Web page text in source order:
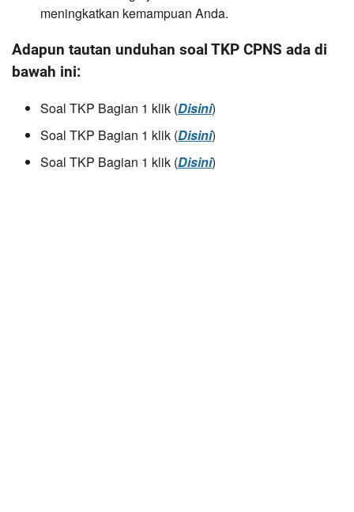
meningkatkan kemampuan Anda.
Adapun tautan unduhan soal TKP CPNS ada di
bawah ini:
Soal TKP Bagian 1 klik (Disini)
Soal TKP Bagian 1 klik (Disini)
Soal TKP Bagian 1 klik (Disini)